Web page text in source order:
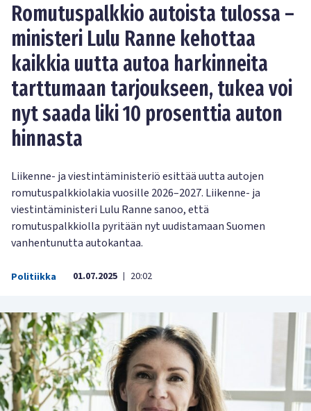
Romutuspalkkio autoista tulossa –
ministeri Lulu Ranne kehottaa
kaikkia uutta autoa harkinneita
tarttumaan tarjoukseen, tukea voi
nyt saada liki 10 prosenttia auton
hinnasta
Liikenne- ja viestintäministeriö esittää uutta autojen
romutuspalkkiolakia vuosille 2026–2027. Liikenne- ja
viestintäministeri Lulu Ranne sanoo, että
romutuspalkkiolla pyritään nyt uudistamaan Suomen
vanhentunutta autokantaa.
Politiikka 01.07.2025 | 20:02